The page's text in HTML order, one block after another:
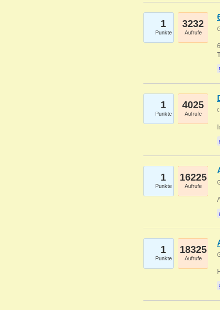
1
Punkte
3232
Aufrufe
1
Punkte
4025
Aufrufe
1
Punkte
16225
Aufrufe
1
Punkte
18325
Aufrufe